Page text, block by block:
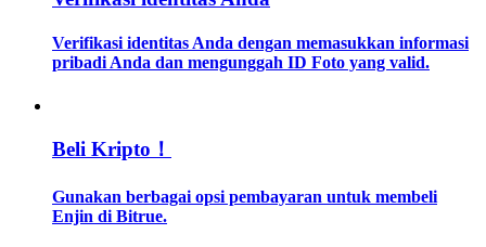
Verifikasi identitas Anda dengan memasukkan informasi
pribadi Anda dan mengunggah ID Foto yang valid.
Beli Kripto！
Gunakan berbagai opsi pembayaran untuk membeli
Enjin di Bitrue.